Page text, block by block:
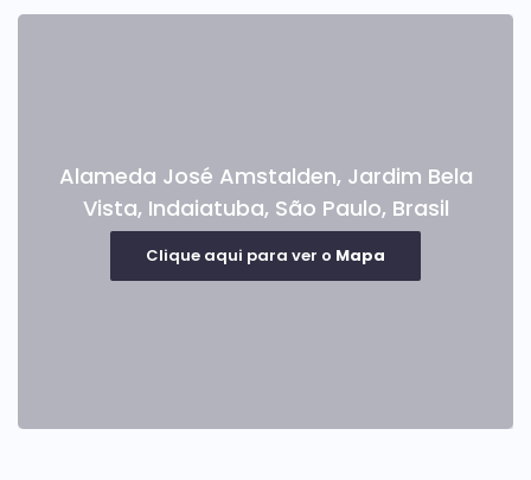
Alameda José Amstalden, Jardim Bela
Vista, Indaiatuba, São Paulo, Brasil
Clique aqui para ver o Mapa